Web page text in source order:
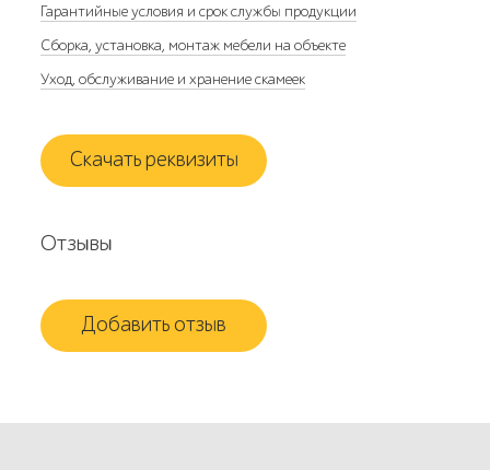
Гарантийные условия и срок службы продукции
Сборка, установка, монтаж мебели на объекте
Уход, обслуживание и хранение скамеек
Скачать реквизиты
Отзывы
Добавить отзыв